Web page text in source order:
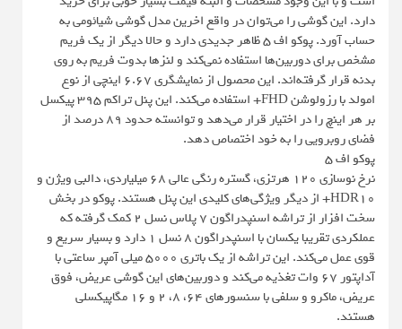
دارد. این گوشی را می‌توان در واقع اخرین مدل گوشی شیائومی به
حساب آورد. پوکو اف 5 ظاهر جدیدی دارد و حالا دیگر از یک فریم
مشخص برای دوربین‌ها استفاده نمی‌کند و لنزها بدوت فریم به روی
بدنه قرار گرفته‌اند. این محصول از نمایشگری 6.67 اینچی از نوع
امولد با رزولوشن FHD+ استفاده می‌کند. این پنل تراکم 395 پیکسل
بر هر اینچ را در اختیار قرار می‌دهد و توانسته حدود 89 درصد از
فضای روبرویی را به خود اختصاص دهد.
پوکو اف 5
نرخ نوسازی 120 هرتزی، گستره رنگی عالی 68 میلیاردی، دالبی ویژن و
HDR10+ از دیگر ویژگی‌های کلیدی این پنل هستند. پوکو در بخش
سخت افزار از تراشه اسنپدراگون 7 پلاس نسل 2 کمک گرفته که
عملکردی تقریبا یکسان با اسنپدراگون 8 نسل 1 دارد و بسیار سریع و
قوی عمل می‌کند. این تراشه از یک باتری 5000 میلی آمپر ساعتی با
آداپتور 67 وات تغذیه می‌کند و دوربین‌های این گوشی عریض، فوق
عریض، ماکرو و سلفی با سنسورهای 64، 8، 2 و 16 مگاپیکسلی
هستند.